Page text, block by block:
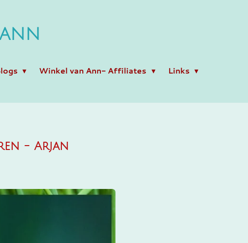
Winkel van Ann- Affiliates
Links
- Arjan